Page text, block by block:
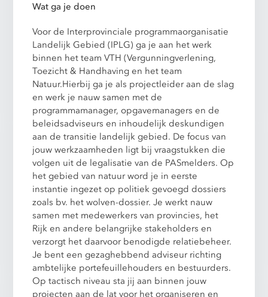
Wat ga je doen
Voor de Interprovinciale programmaorganisatie
Landelijk Gebied (IPLG) ga je aan het werk
binnen het team VTH (Vergunningverlening,
Toezicht & Handhaving en het team
Natuur.Hierbij ga je als projectleider aan de slag
en werk je nauw samen met de
programmamanager, opgavemanagers en de
beleidsadviseurs en inhoudelijk deskundigen
aan de transitie landelijk gebied. De focus van
jouw werkzaamheden ligt bij vraagstukken die
volgen uit de legalisatie van de PASmelders. Op
het gebied van natuur word je in eerste
instantie ingezet op politiek gevoegd dossiers
zoals bv. het wolven-dossier. Je werkt nauw
samen met medewerkers van provincies, het
Rijk en andere belangrijke stakeholders en
verzorgt het daarvoor benodigde relatiebeheer.
Je bent een gezaghebbend adviseur richting
ambtelijke portefeuillehouders en bestuurders.
Op tactisch niveau sta jij aan binnen jouw
projecten aan de lat voor het organiseren en